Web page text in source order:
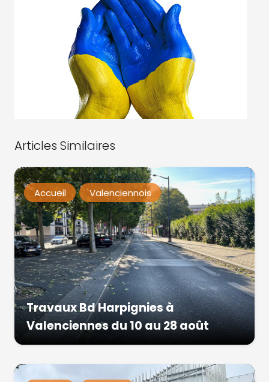
Articles Similaires
Accueil Valenciennois
Travaux Bd Harpignies à
Valenciennes du 10 au 28 août